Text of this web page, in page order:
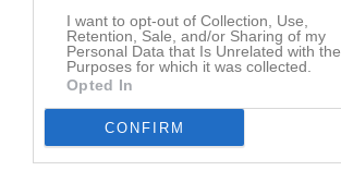
I want to opt-out of Collection, Use,
Retention, Sale, and/or Sharing of my
Personal Data that Is Unrelated with the
Purposes for which it was collected.
Opted In
CONFIRM
Facebook